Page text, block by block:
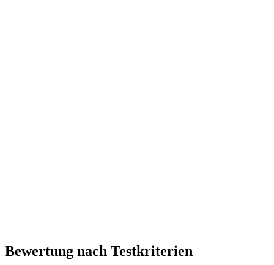
Bewertung nach Testkriterien